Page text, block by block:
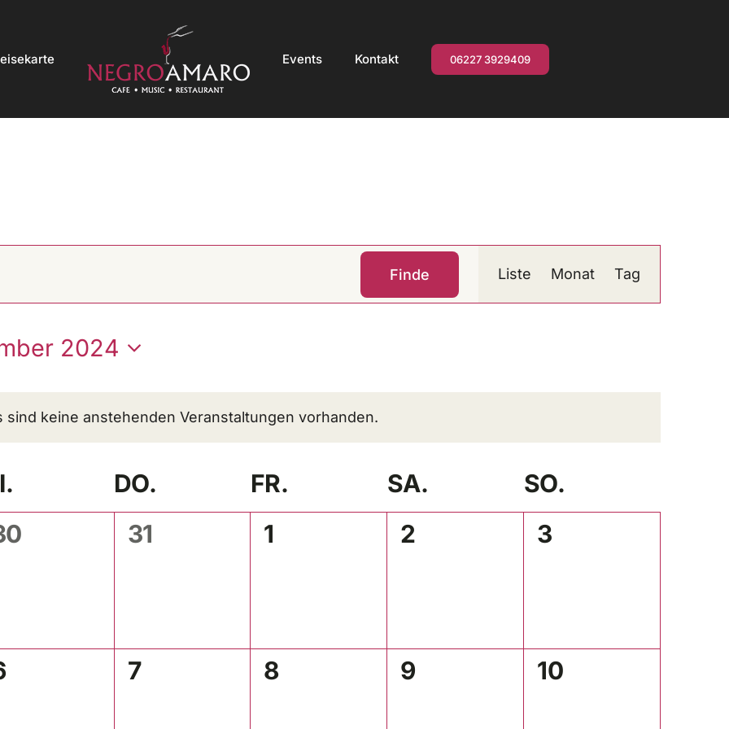
Events Kontakt 06227 3929409
sind keine anstehenden Veranstaltungen vorhanden.
Finde
Ansichten-
Liste Monat Tag
2024
DO. FR. SA.
SO.
0
31
0
1
0
2
0
3
0
7
0
8
0
9
0
10